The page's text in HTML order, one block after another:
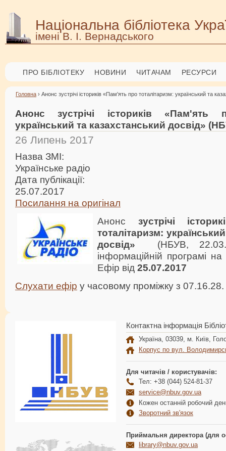
Національна бібліотека
імені В. І. Вернадського
ПРО БІБЛІОТЕКУ НОВИНИ ЧИТАЧАМ РЕСУРСИ
Головна › Анонс зустрічі істориків «Пам'ять про тоталітаризм: український та
Анонс зустрічі істориків «Пам'ять
український та казахстанський досвід»
26 Липень 2017
Назва ЗМІ:
Українське радіо
Дата публікації:
25.07.2017
Посилання на оригінал
Анонс зустрічі
тоталітаризм:
досвід»
(НБУВ,
інформаційній програмі
Ефір від 25.07.2017
Слухати ефір у часовому проміжку з
Контактна інформація
Україна, 03039, м. Київ,
Корпус по вул.
Для читачів / користувачів:
Тел: +38 (044) 524-81-37
service@nbuv.gov.ua
Кожен останній робочий
Зворотний зв'язок
Приймальня директора (для
library@nbuv.gov.ua